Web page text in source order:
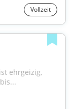
Vollzeit
ehrgeizig,